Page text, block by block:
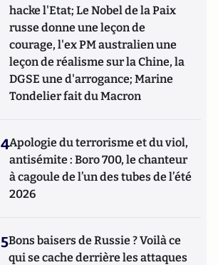
hacke l'Etat; Le Nobel de la Paix
russe donne une leçon de
courage, l'ex PM australien une
leçon de réalisme sur la Chine, la
DGSE une d'arrogance; Marine
Tondelier fait du Macron
4Apologie du terrorisme et du viol,
antisémite : Boro 700, le chanteur
à cagoule de l’un des tubes de l’été
2026
5Bons baisers de Russie ? Voilà ce
qui se cache derrière les attaques